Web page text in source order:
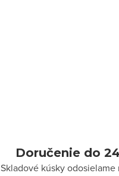
Doručenie do
Skladové kúsky odosielame